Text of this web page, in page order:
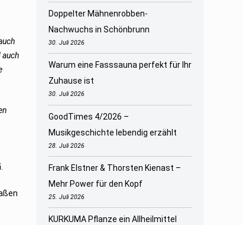
auch
Doppelter Mähnenrobben-
Nachwuchs in Schönbrunn
30. Juli 2026
Warum eine Fasssauna perfekt für Ihr
Zuhause ist
30. Juli 2026
GoodTimes 4/2026 –
Musikgeschichte lebendig erzählt
28. Juli 2026
Frank Elstner & Thorsten Kienast –
Mehr Power für den Kopf
25. Juli 2026
KURKUMA Pflanze ein Allheilmittel